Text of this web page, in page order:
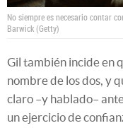
No siempre es necesario contar
Barwick (Getty)
Gil también incide en
nombre de los dos, y
claro –y hablado–
un ejercicio de